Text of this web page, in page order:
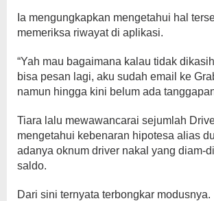
Ia mengungkapkan mengetahui hal
memeriksa riwayat di aplikasi.
“Yah mau bagaimana kalau tidak
bisa pesan lagi, aku sudah email ke
namun hingga kini belum ada
Tiara lalu mewawancarai sejumlah
mengetahui kebenaran hipotesa alias
adanya oknum driver nakal yang diam-
saldo.
Dari sini ternyata terbongkar modusnya.